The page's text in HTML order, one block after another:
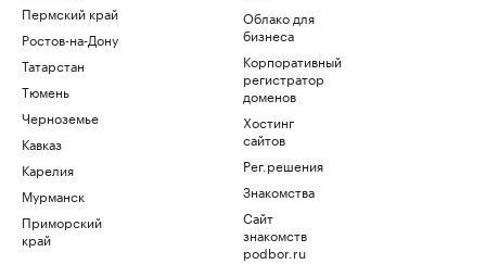
Пермский край
Ростов-на-Дону
Татарстан
Тюмень
Черноземье
Кавказ
Карелия
Мурманск
Приморский
край
Облако для
бизнеса
Корпоративный
регистратор
доменов
Хостинг
сайтов
Рег.решения
Знакомства
Сайт
знакомств
podbor.ru